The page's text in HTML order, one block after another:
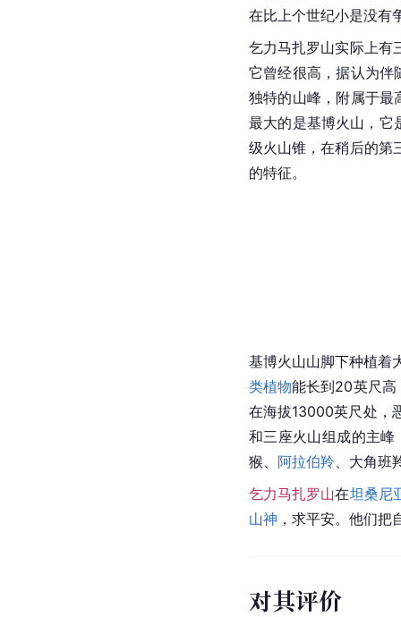
在比上个世纪小是没有
乞力马扎罗山实际上有
它曾经很高，据认为伴
独特的山峰，附属于最
最大的是基博火山，它
级火山锥，在稍后的第
的特征。
基博火山山脚下种植着
类植物能长到20英尺高
在海拔13000英尺处，
和三座火山组成的主
猴、 阿拉伯羚 、大角
乞力马扎罗山在坦桑尼
山神 ，求平安。他们
对其评价